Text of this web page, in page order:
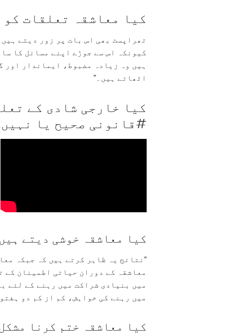
کیا معاشقہ تعلقات
تھراپسٹ بھی اس بات پر زور دیتے
کیونکہ اس سے جوڑے اپنے مسائل کا
ہیں وہ زیادہ مضبوط، ایماندار اور
اٹھاتے ہیں۔”
کیا خارجی شادی کے
#قانونی صحیح یا
کیا معاشقہ خوشی دیتے
“نتائج یہ ظاہر کرتے ہیں کہ جبکہ
معاشقہ کے دوران حیاتی اطمینان کے
میں بنیادی شراکت میں رہنے کے لئے
میں رہنے کی خواہش، کم از کم دو
کیا معاشقہ ختم کرنا